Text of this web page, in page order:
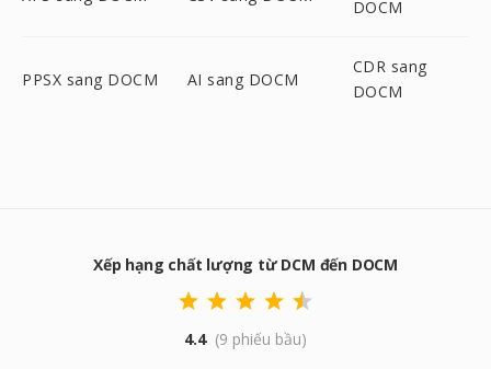
DOCM
PPSX sang DOCM AI sang DOCM
CDR sang
DOCM
Xếp hạng chất lượng từ DCM đến DOCM
4.4 (9 phiếu bầu)